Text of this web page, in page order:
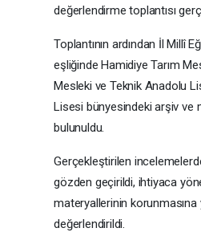
değerlendirme toplantısı
Toplantının ardından İl Millî
eşliğinde Hamidiye Tarım
Mesleki ve Teknik Anadolu
Lisesi bünyesindeki arşiv ve
bulunuldu.
Gerçekleştirilen
gözden geçirildi, ihtiyaca
materyallerinin
değerlendirildi.